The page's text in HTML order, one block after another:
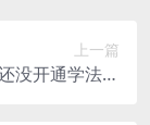
上一篇
没开通学法减